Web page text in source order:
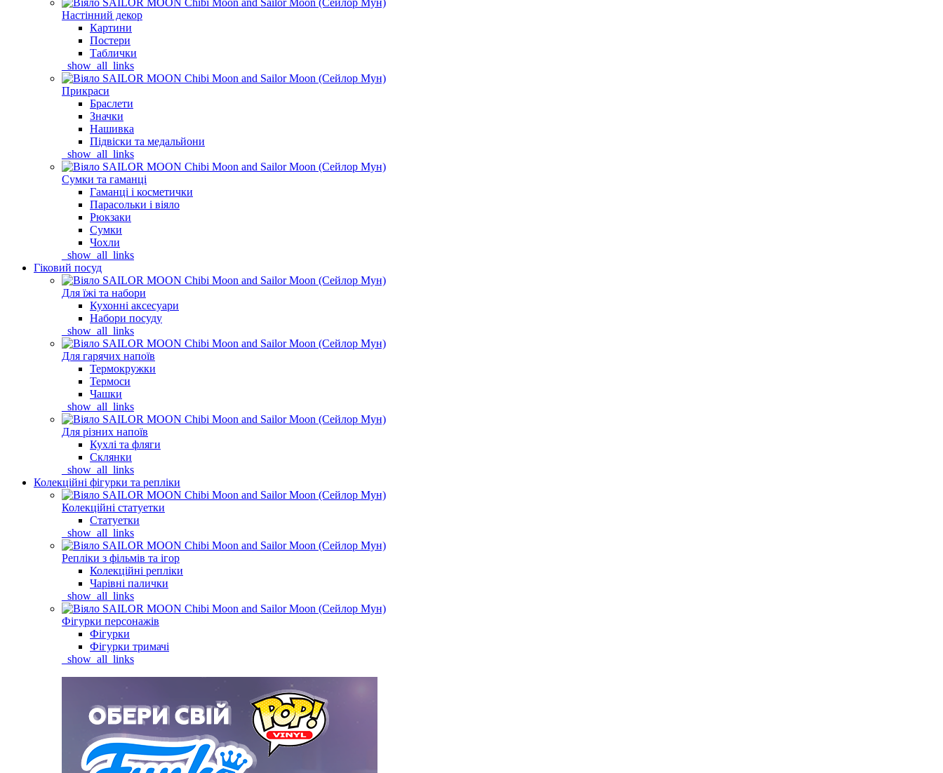
Настінний декор
Картини
Постери
Таблички
_show_all_links
Прикраси
Браслети
Значки
Нашивка
Підвіски та медальйони
_show_all_links
Сумки та гаманці
Гаманці і косметички
Парасольки і віяло
Рюкзаки
Сумки
Чохли
_show_all_links
Гіковий посуд
Для їжі та набори
Кухонні аксесуари
Набори посуду
_show_all_links
Для гарячих напоїв
Термокружки
Термоси
Чашки
_show_all_links
Для різних напоїв
Кухлі та фляги
Склянки
_show_all_links
Колекційні фігурки та репліки
Колекційні статуетки
Статуетки
_show_all_links
Репліки з фільмів та ігор
Колекційні репліки
Чарівні палички
_show_all_links
Фігурки персонажів
Фігурки
Фігурки тримачі
_show_all_links